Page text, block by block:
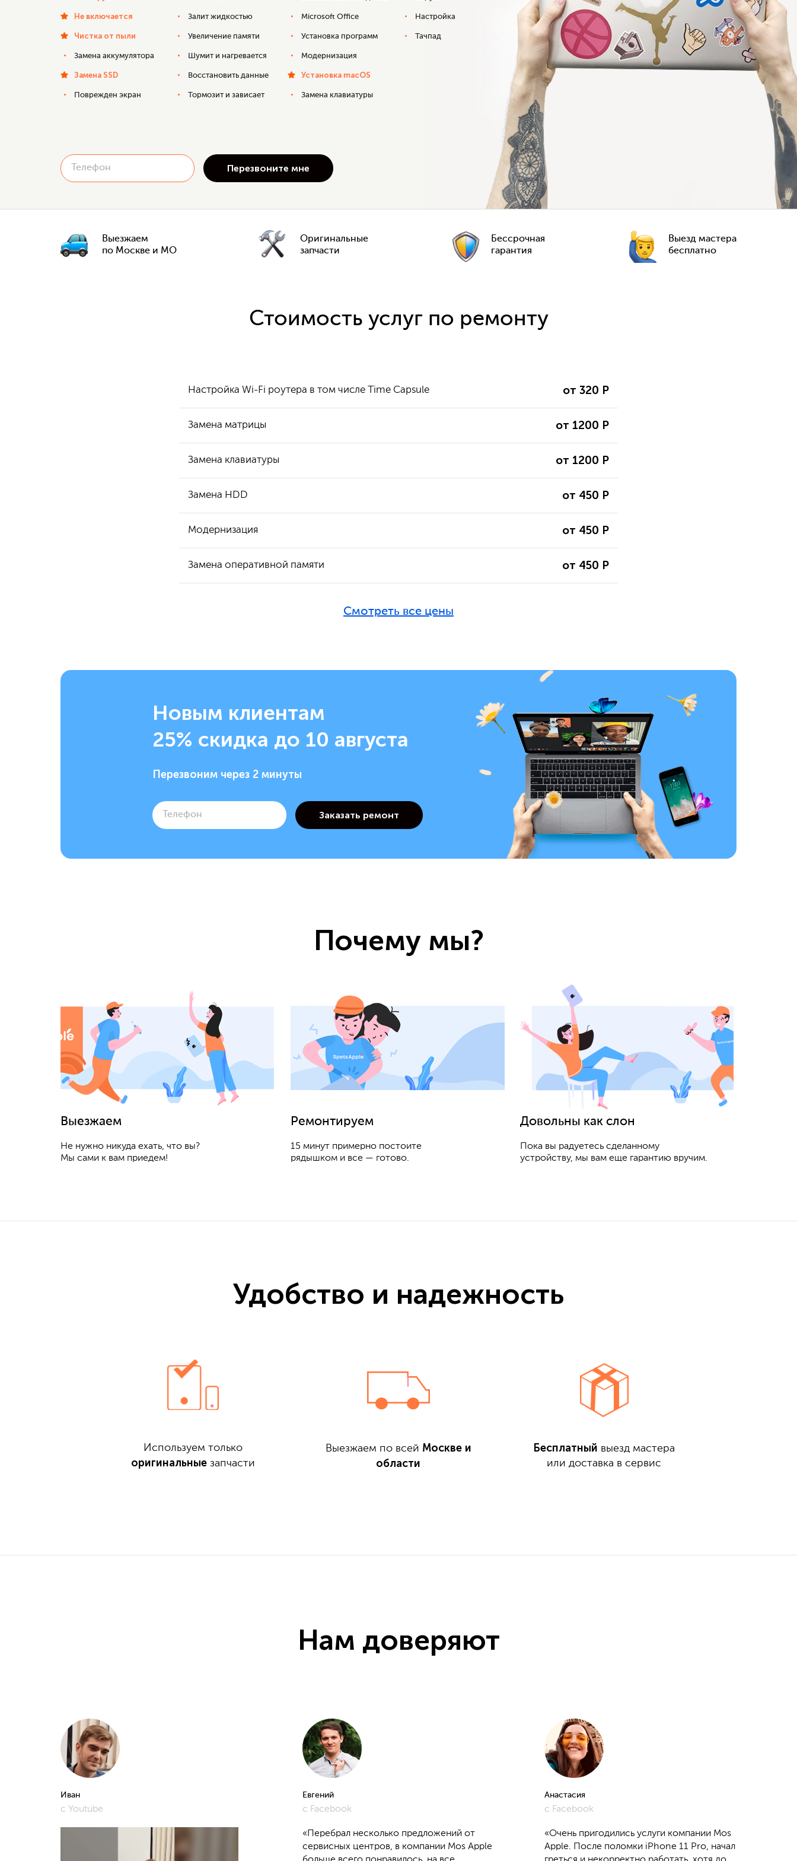
Не включается
Чистка от пыли
Замена аккумулятора
Замена SSD
Поврежден экран
Залит жидкостью
Увеличение памяти
Шумит и нагревается
Восстановить данные
Тормозит и зависает
Microsoft Office
Установка программ
Модернизация
Установка macOS
Замена клавиатуры
Настройка
Тачпад
Выезжаем
по Москве и МО
Оригинальные
запчасти
Бессрочная
гарантия
Выезд мастера
бесплатно
Стоимость услуг по ремонту
Настройка Wi-Fi роутера в том числе Time Capsule от 320 Р
Замена матрицы от 1200 Р
Замена клавиатуры от 1200 Р
Замена HDD от 450 Р
Модернизация от 450 Р
Замена оперативной памяти от 450 Р
Смотреть все цены
Новым клиентам
25% скидка до 10 августа
Перезвоним через 2 минуты
Почему мы?
Выезжаем
Не нужно никуда ехать, что вы?
Мы сами к вам приедем!
Ремонтируем
15 минут примерно постоите
рядышком и все — готово.
Довольны как слон
Пока вы радуетесь сделанному
устройству, мы вам еще гарантию вручим.
Удобство и надежность
Используем только
оригинальныезапчасти
Выезжаем по всей Москве и
области
Бесплатный выезд мастера
или доставка в сервис
Нам доверяют
Иван
с Youtube
Евгений
с Facebook
«Перебрал несколько предложений от
сервисных центров, в компании Mos Apple
Анастасия
с Facebook
«Очень пригодились услуги компании Mos
Apple. После поломки iPhone 11 Pro, начал